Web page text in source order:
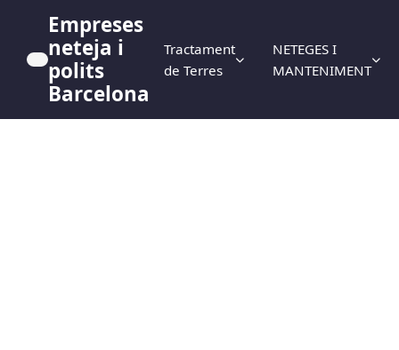
Empreses
neteja i
polits
Barcelona
Tractament
de Terres
NETEGES I
MANTENIMENT